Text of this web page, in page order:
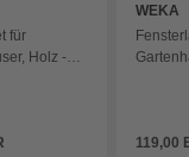
für
Holz -
WEKA
119,00